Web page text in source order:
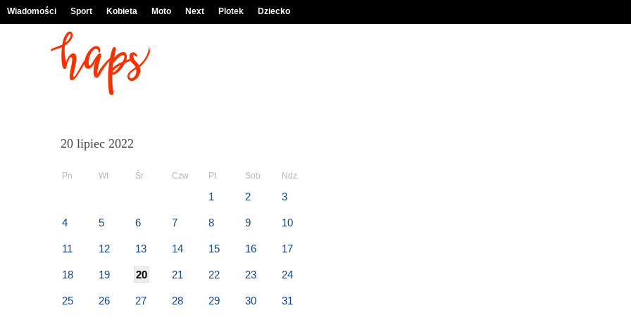
Wiadomości Sport Kobieta Moto Next Plotek Dziecko
20 lipiec 2022
Pn Wt Śr Czw Pt Sob Ndz
1 2 3
4 5 6 7 8 9 10
11 12 13 14 15 16 17
18 19 20 21 22 23 24
25 26 27 28 29 30 31